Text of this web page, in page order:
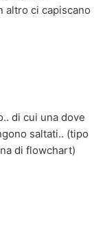
altro ci capiscano
di cui una dove
saltati.. (tipo
di flowchart)